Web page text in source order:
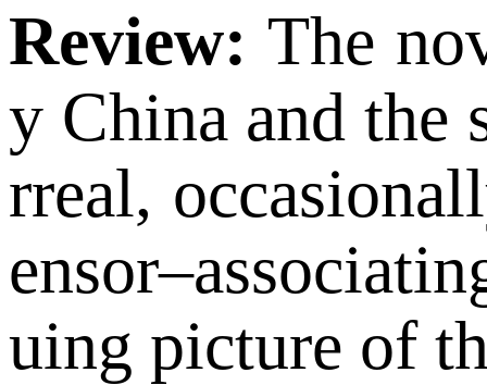
Review: The
y China and the
rreal,
uing picture of